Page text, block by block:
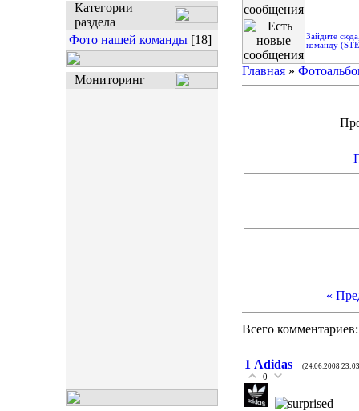
Категории
раздела
Фото нашей команды [18]
Мониторинг
Зайдите
команду
Главная»
«
Всего комментариев
1 Adidas (24.06.2008
0